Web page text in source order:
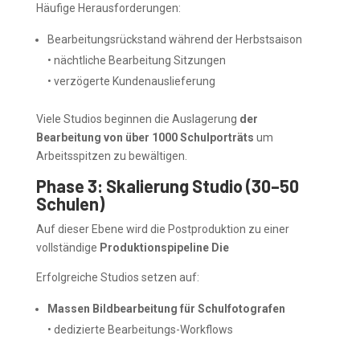
Häufige Herausforderungen:
Bearbeitungsrückstand während der Herbstsaison
• nächtliche Bearbeitung Sitzungen
• verzögerte Kundenauslieferung
Viele Studios beginnen die Auslagerung der
Bearbeitung von über 1000 Schulporträts um
Arbeitsspitzen zu bewältigen.
Phase 3: Skalierung Studio (30–50
Schulen)
Auf dieser Ebene wird die Postproduktion zu einer
vollständige Produktionspipeline Die
Erfolgreiche Studios setzen auf:
Massen Bildbearbeitung für Schulfotografen
• dedizierte Bearbeitungs-Workflows